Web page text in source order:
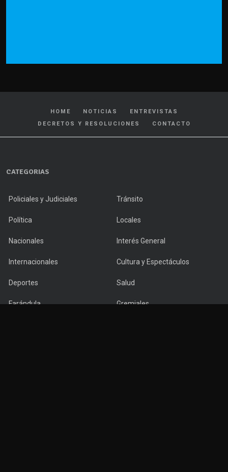
HOME NOTICIAS
ENTREVISTAS
DECRETOS Y RESOLUCIONES
CONTACTO
CATEGORIAS
Policiales y Judiciales Tránsito
Política Locales
Nacionales Interés General
Internacionales Cultura y Espectáculos
Deportes Salud
Farándula Gremiales